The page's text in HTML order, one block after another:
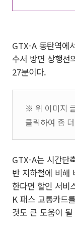
GTX-A 동탄역에
수서 방면 상행선
27분이다.
※ 위 이미지
클릭하여 좀
GTX-A는 시간단
반 지하철에 비해
한다면 할인 서비
K 패스 교통카드
것도 큰 도움이